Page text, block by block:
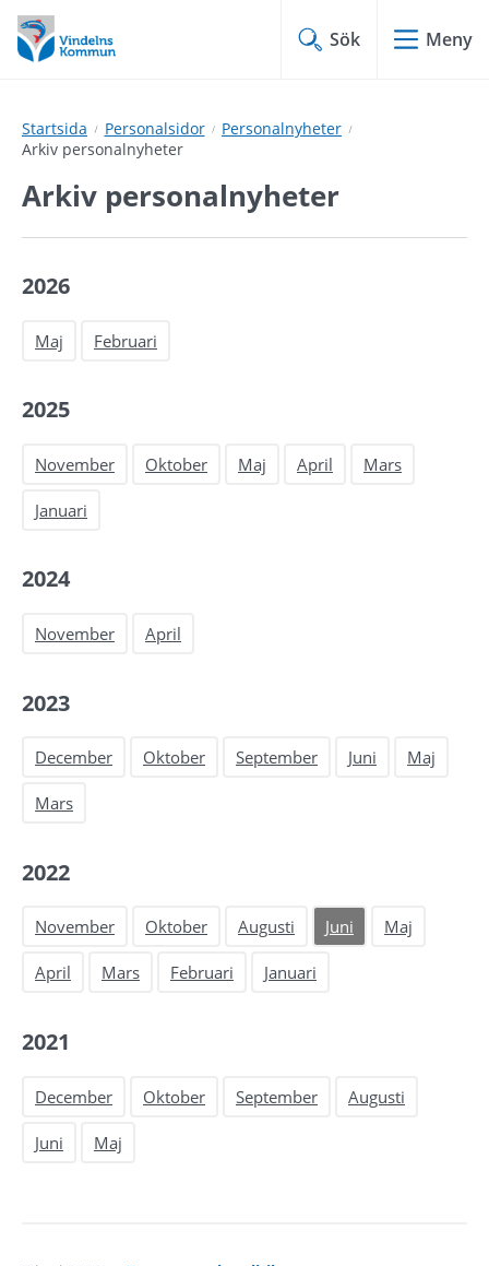
Hoppa
till
innehåll
Hoppa
till
undermeny
Sök Meny
Startsida Personalsidor
Personalnyheter
Arkiv personalnyheter
Arkiv personalnyheter
2026
Maj Februari
2025
November Oktober Maj April Mars
Januari
2024
November April
2023
December Oktober September Juni Maj
Mars
2022
November Oktober Augusti Juni Maj
April Mars Februari Januari
2021
December Oktober September Augusti
Juni Maj